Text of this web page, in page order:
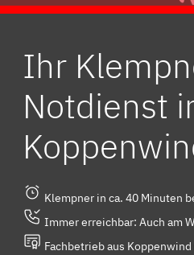
Ihr
Notdienst
Klempner in ca. 40 Minuten
Immer erreichbar: Auch am
Fachbetrieb aus